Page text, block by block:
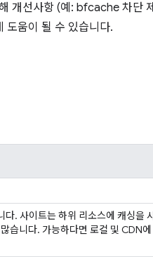
개선사항 (예: bfcache 차단 제
도움이 될 수 있습니다.
다. 사이트는 하위 리소스에 캐싱을
습니다. 가능하다면 로컬 및 CDN에